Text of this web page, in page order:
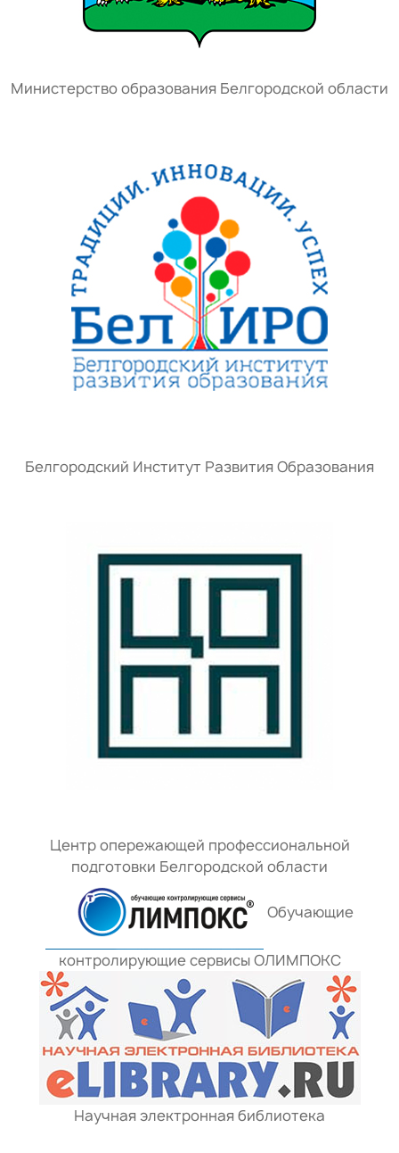
Министерство образования Белгородской области
Белгородский Институт Развития Образования
Центр опережающей профессиональной
подготовки Белгородской области
Обучающие
контролирующие сервисы ОЛИМПОКС
Научная электронная библиотека